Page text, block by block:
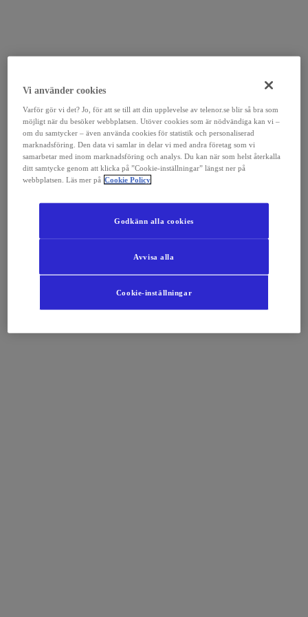
Vi använder cookies
Varför gör vi det? Jo, för att se till att din upplevelse av telenor.se blir så bra som
möjligt när du besöker webbplatsen. Utöver cookies som är nödvändiga kan vi –
om du samtycker – även använda cookies för statistik och personaliserad
marknadsföring. Den data vi samlar in delar vi med andra företag som vi
samarbetar med inom marknadsföring och analys. Du kan när som helst återkalla
ditt samtycke genom att klicka på ”Cookie-inställningar” längst ner på
webbplatsen. Läs mer på Cookie Policy
Cookie-inställningar
Avvisa alla
Godkänn alla cookies